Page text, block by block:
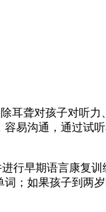
耳聋对孩子对听
易沟通，通过试
行早期语言康复
；如果孩子到两